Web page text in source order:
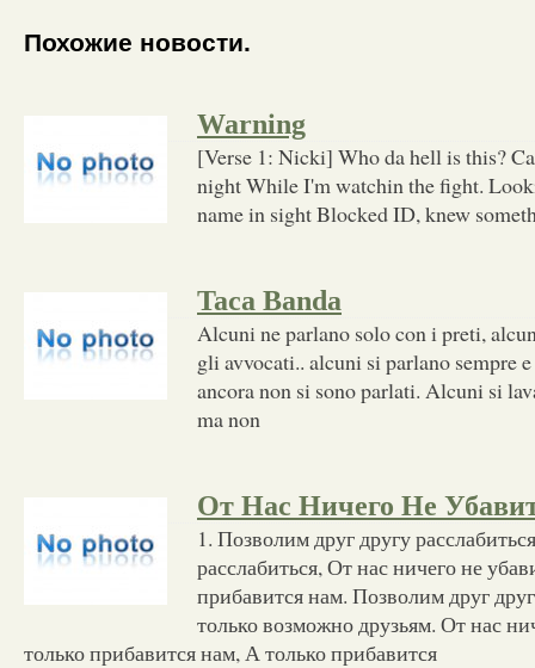
Похожие новости.
Warning
[Verse 1: Nicki] Who da hell is this?
night While I'm watchin the fight.
name in sight Blocked ID, knew
Taca Banda
Alcuni ne parlano solo con i preti,
gli avvocati.. alcuni si parlano sempre
ancora non si sono parlati. Alcuni si
ma non
От Нас Ничего Не
1. Позволим друг другу
расслабиться, От нас ничего не
прибавится нам. Позволим друг
только возможно друзьям. От нас
только прибавится нам, А только прибавится